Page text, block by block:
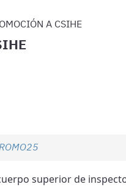
A CSIHE
superior de